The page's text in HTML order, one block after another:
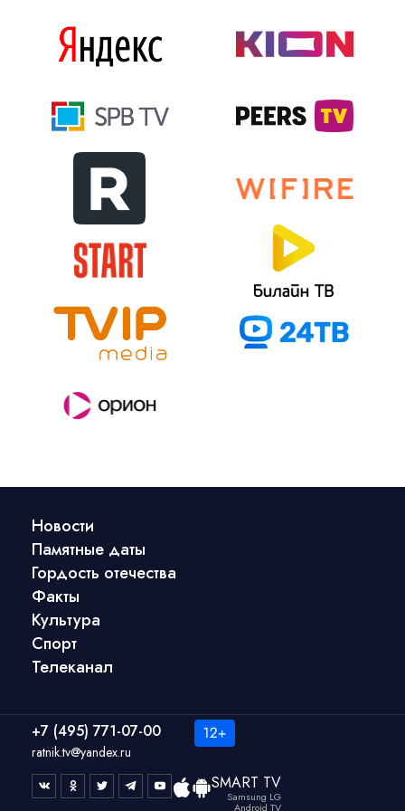
Новости
Памятные даты
Гордость отечества
Факты
Культура
Спорт
Телеканал
+7 (495) 771-07-00
ratnik.tv@yandex.ru
SMART TV
Samsung LG
Android TV